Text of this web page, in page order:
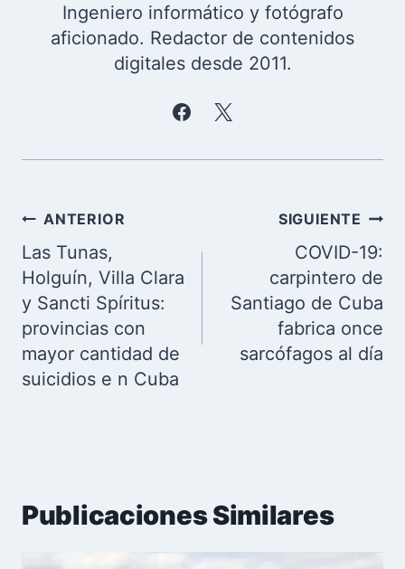
Ingeniero informático y fotógrafo
aficionado. Redactor de contenidos
digitales desde 2011.
Navegación
de
entradas
ANTERIOR
Las Tunas,
Holguín, Villa Clara
y Sancti Spíritus:
provincias con
mayor cantidad de
suicidios e n Cuba
SIGUIENTE
COVID-19:
carpintero de
Santiago de Cuba
fabrica once
sarcófagos al día
Publicaciones Similares